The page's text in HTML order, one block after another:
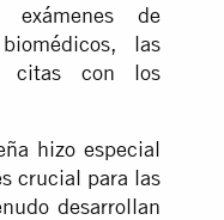
exámenes de
las
citas con los
hizo especial
crucial para las
desarrollan